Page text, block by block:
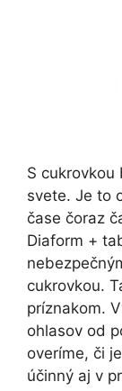
S cukrovkou
svete. Je to
čase čoraz
Diaform +
cukrovkou.
príznakom.
ohlasov od
overíme, či
účinný aj v